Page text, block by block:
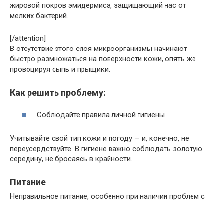
жировой покров эмидермиса, защищающий нас от
мелких бактерий.
[/attention]
В отсутствие этого слоя микроорганизмы начинают
быстро размножаться на поверхности кожи, опять же
провоцируя сыпь и прыщики.
Как решить проблему:
Соблюдайте правила личной гигиены
Учитывайте свой тип кожи и погоду — и, конечно, не
переусердствуйте. В гигиене важно соблюдать золотую
середину, не бросаясь в крайности.
Питание
Неправильное питание, особенно при наличии проблем с